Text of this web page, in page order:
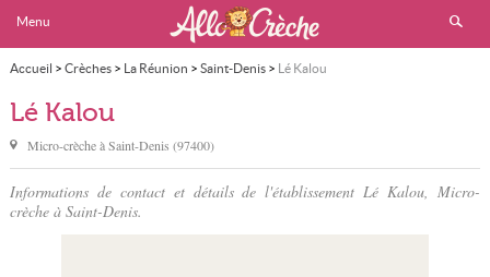
Menu
Accueil > Crèches> La Réunion > Saint-Denis> Lé Kalou
Lé Kalou
Micro-crèche àSaint-Denis (97400)
Informations de contact et détails de l'établissement Lé Kalou, Micro-
crèche à Saint-Denis.